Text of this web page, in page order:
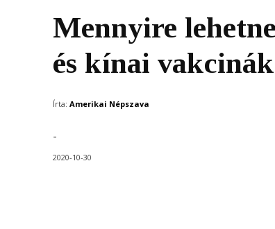
Mennyire
és kínai
Írta: Amerikai Népszava
-
2020-10-30